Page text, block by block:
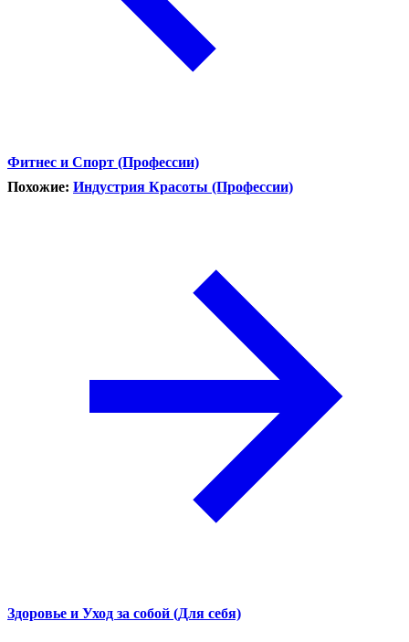
Фитнес и Спорт (Профессии)
Похожие: Индустрия Красоты (Профессии)
Здоровье и Уход за собой (Для себя)